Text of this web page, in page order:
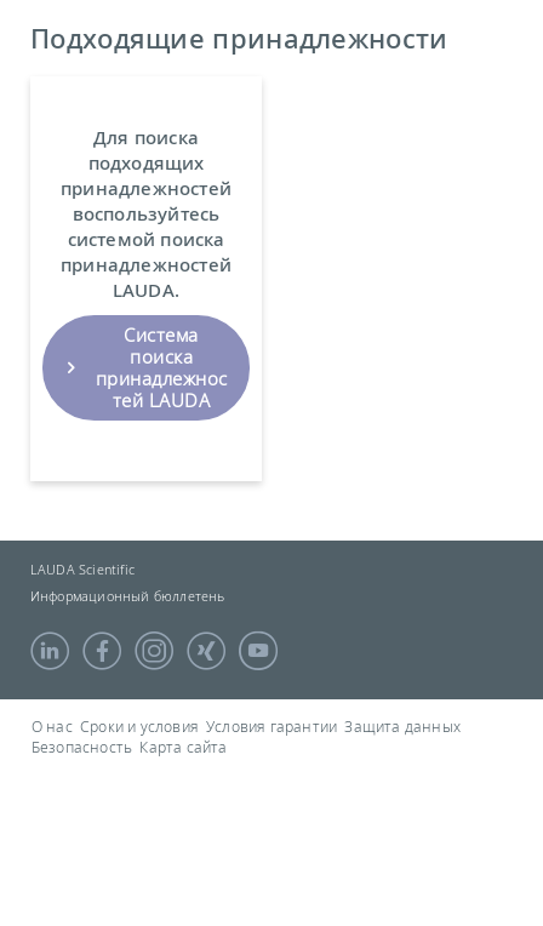
Подходящие принадлежности
Для поиска
подходящих
принадлежностей
воспользуйтесь
системой поиска
принадлежностей
LAUDA.
Система
поиска
принадлежнос
тей LAUDA
LAUDA Scientific
Информационный бюллетень
О нас Сроки и условия Условия гарантии Защита данных
Безопасность Карта сайта